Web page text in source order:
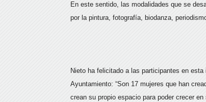
En este sentido, las modalidades que se
por la pintura, fotografía, biodanza,
Nieto ha felicitado a las participantes en
Ayuntamiento: “Son 17 mujeres que han
crean su propio espacio para poder crecer